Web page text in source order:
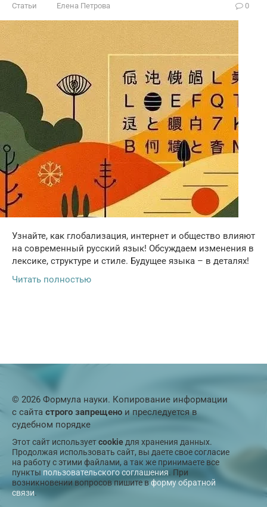
Статьи Елена Петрова 0
Узнайте, как глобализация, интернет и общество влияют
на современный русский язык! Обсуждаем изменения в
лексике, структуре и стиле. Будущее языка – в деталях!
Читать полностью
© 2026 Формула науки. Копирование информации
с сайта строго запрещено и преследуется в
судебном порядке
Этот сайт используетcookie для хранения данных.
Продолжая использовать сайт, вы даете свое согласие
на работу с этими файлами, а так же принимаете все
пункты пользовательского соглашения. При
возникновении вопросов пишите вформу обратной
связи.